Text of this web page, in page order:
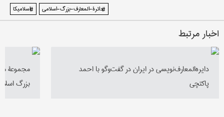
#دائرة-المعارف-بزرگ-اسلامی #اسلامیکا
اخبار مرتبط
دایره‌المعارف‌نویسی در ایران در گفت‌وگو با احمد
پاكتچی
مجموعۀ
بزرگ